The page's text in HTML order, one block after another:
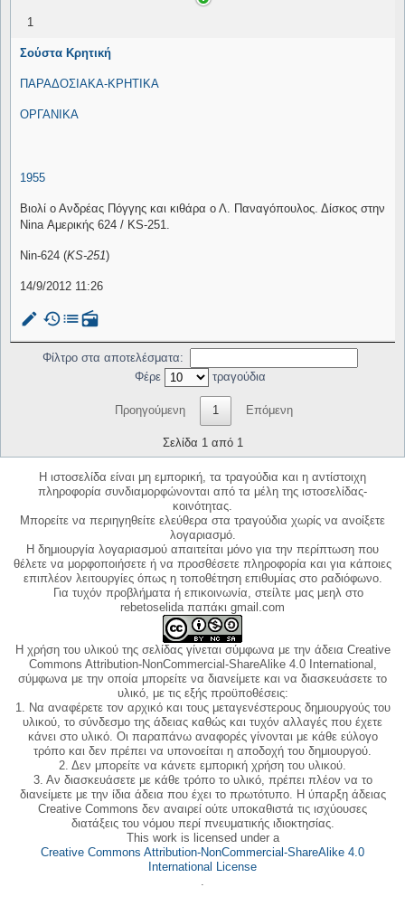
1
Σούστα Κρητική
ΠΑΡΑΔΟΣΙΑΚΑ-ΚΡΗΤΙΚΑ
ΟΡΓΑΝΙΚΑ
1955
Βιολί ο Ανδρέας Πόγγης και κιθάρα ο Λ. Παναγόπουλος. Δίσκος στην
Nina Αμερικής 624 / KS-251.
Nin-624 (KS-251)
14/9/2012 11:26
mode_edit historylistradio
Φίλτρο στα αποτελέσματα:
Φέρε
τραγούδια
Προηγούμενη 1 Επόμενη
Σελίδα 1 από 1
Η ιστοσελίδα είναι μη εμπορική, τα τραγούδια και η αντίστοιχη
πληροφορία συνδιαμορφώνονται από τα μέλη της ιστοσελίδας-
κοινότητας.
Μπορείτε να περιηγηθείτε ελεύθερα στα τραγούδια χωρίς να ανοίξετε
λογαριασμό.
Η δημιουργία λογαριασμού απαιτείται μόνο για την περίπτωση που
θέλετε να μορφοποιήσετε ή να προσθέσετε πληροφορία και για κάποιες
επιπλέον λειτουργίες όπως η τοποθέτηση επιθυμίας στο ραδιόφωνο.
Για τυχόν προβλήματα ή επικοινωνία, στείλτε μας μεηλ στο
rebetoselida παπάκι gmail.com
Η χρήση του υλικού της σελίδας γίνεται σύμφωνα με την άδεια Creative
Commons Attribution-NonCommercial-ShareAlike 4.0 International,
σύμφωνα με την οποία μπορείτε να διανείμετε και να διασκευάσετε το
υλικό, με τις εξής προϋποθέσεις:
1. Να αναφέρετε τον αρχικό και τους μεταγενέστερους δημιουργούς του
υλικού, το σύνδεσμο της άδειας καθώς και τυχόν αλλαγές που έχετε
κάνει στο υλικό. Οι παραπάνω αναφορές γίνονται με κάθε εύλογο
τρόπο και δεν πρέπει να υπονοείται η αποδοχή του δημιουργού.
2. Δεν μπορείτε να κάνετε εμπορική χρήση του υλικού.
3. Αν διασκευάσετε με κάθε τρόπο το υλικό, πρέπει πλέον να το
διανείμετε με την ίδια άδεια που έχει το πρωτότυπο. Η ύπαρξη άδειας
Creative Commons δεν αναιρεί ούτε υποκαθιστά τις ισχύουσες
διατάξεις του νόμου περί πνευματικής ιδιοκτησίας.
This work is licensed under a
Creative Commons Attribution-NonCommercial-ShareAlike 4.0
International License